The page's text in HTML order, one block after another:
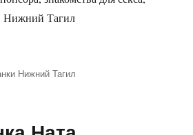
Нижний Тагил
Нижний Тагил